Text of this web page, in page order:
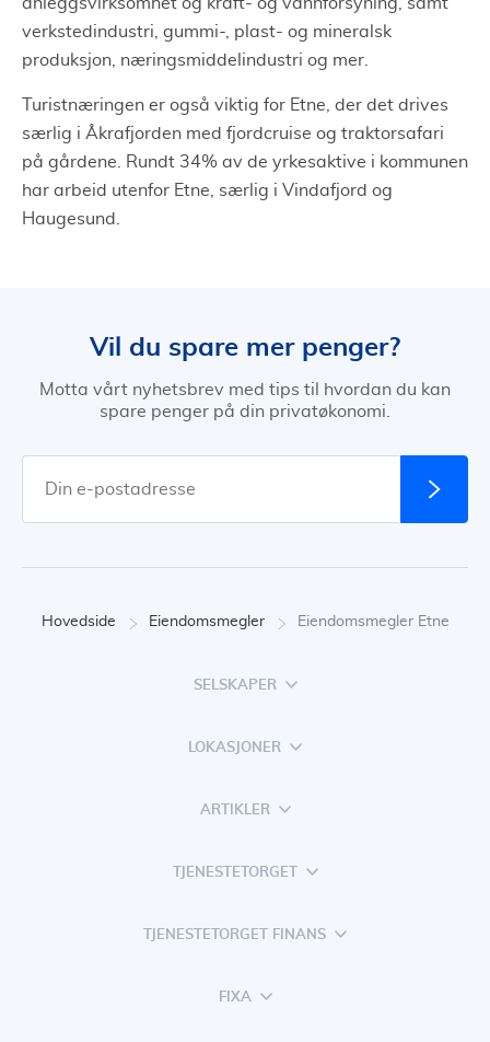
anleggsvirksomhet og kraft- og vannforsyning, samt
verkstedindustri, gummi-, plast- og mineralsk
produksjon, næringsmiddelindustri og mer.
Turistnæringen er også viktig for Etne, der det drives
særlig i Åkrafjorden med fjordcruise og traktorsafari
på gårdene. Rundt 34% av de yrkesaktive i kommunen
har arbeid utenfor Etne, særlig i Vindafjord og
Haugesund.
Vil du spare mer penger?
Motta vårt nyhetsbrev med tips til hvordan du kan
spare penger på din privatøkonomi.
Hovedside Eiendomsmegler Eiendomsmegler Etne
SELSKAPER
LOKASJONER
ARTIKLER
TJENESTETORGET
TJENESTETORGET FINANS
FIXA